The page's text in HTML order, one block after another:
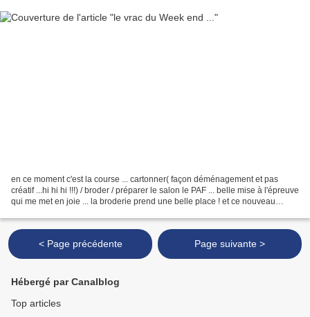
en ce moment c'est la course ... cartonner( façon déménagement et pas
créatif ...hi hi hi !!!) / broder / préparer le salon le PAF ... belle mise à l'épreuve
qui me met en joie ... la broderie prend une belle place ! et ce nouveau
< Page précédente Page suivante >
Hébergé par Canalblog
Top articles